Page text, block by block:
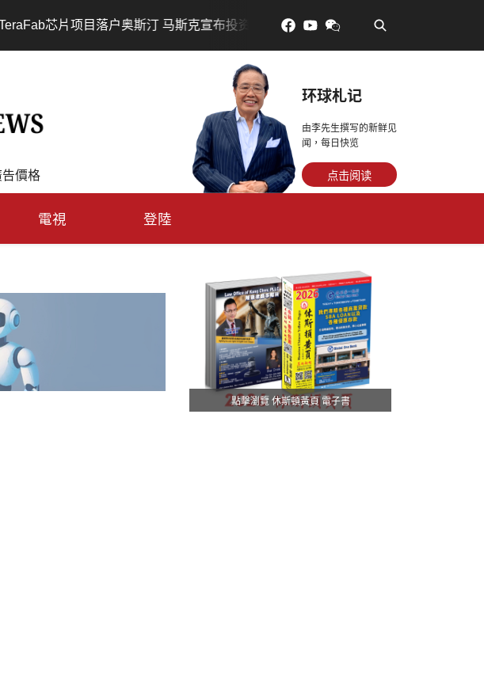
斯汀 马斯克宣布投资200亿美元建设AI芯片制造基地 • 吃對了更年輕：花青素
價格
环球札记
由李先生撰写的新鲜见
闻，每日快览
点击阅读
電視 登陸
點擊瀏覽 休斯頓黃頁 電子書